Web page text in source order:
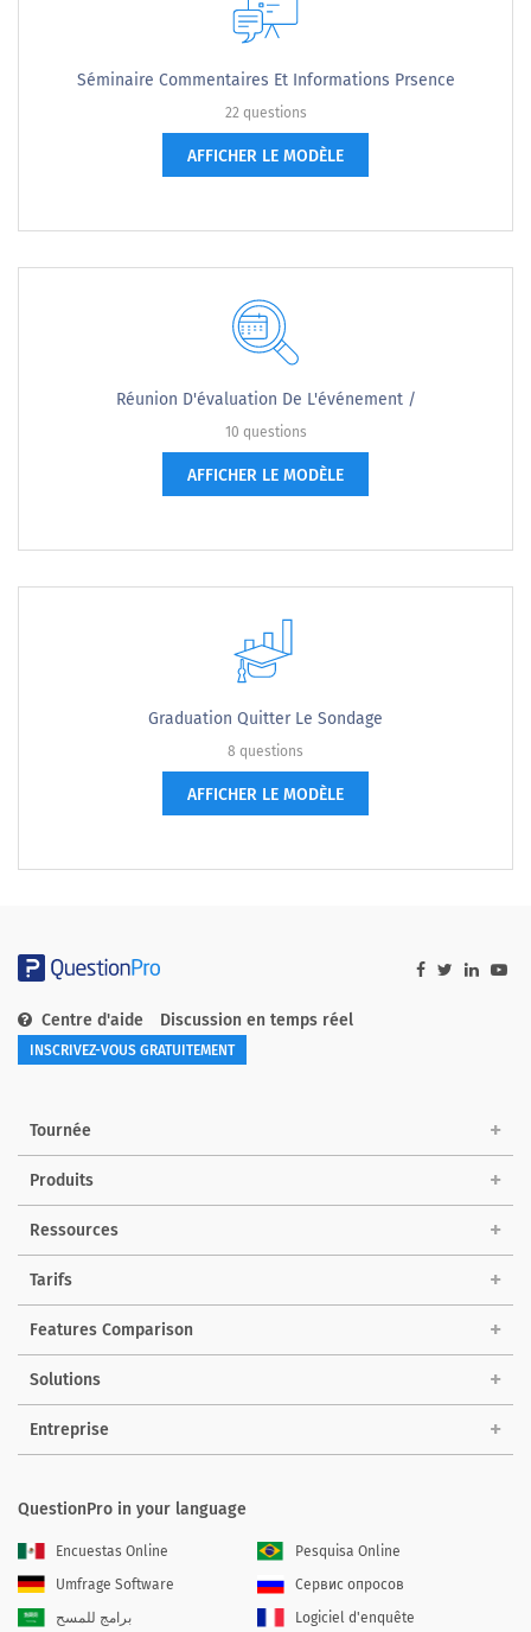
Séminaire Commentaires Et Informations Prsence
22 questions
AFFICHER LE MODÈLE
Réunion D'évaluation De L'événement /
10 questions
AFFICHER LE MODÈLE
Graduation Quitter Le Sondage
8 questions
AFFICHER LE MODÈLE
Centre d'aide Discussion en temps réel
INSCRIVEZ-VOUS GRATUITEMENT
Tournée
Produits
Ressources
Tarifs
Features Comparison
Solutions
Entreprise
QuestionPro in your language
Encuestas Online
Pesquisa Online
Umfrage Software
Сервис опросов
برامج للمسح
Logiciel d'enquête